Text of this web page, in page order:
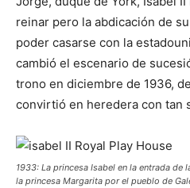
reinar pero la abdicación de
poder casarse con la
cambió el escenario de
trono en diciembre de 1936,
convirtió en heredera con tan
1933: La princesa Isabel en la entrada de
la princesa Margarita por el pueblo de